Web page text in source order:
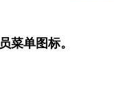
菜单图标。